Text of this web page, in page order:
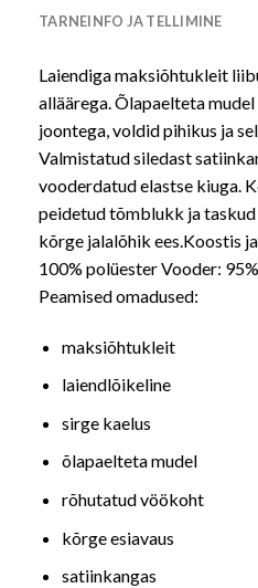
TARNEINFO JA TELLIMINE
Laiendiga maksiõhtukleit
alläärega. Õlapaelteta
joontega, voldid pihikus ja
Valmistatud siledast
vooderdatud elastse kiuga.
peidetud tõmblukk ja
kõrge jalalõhik ees.Koostis
100% polüester Vooder:
Peamised omadused:
maksiõhtukleit
laiendlõikeline
sirge kaelus
õlapaelteta mudel
rõhutatud vöökoht
kõrge esiavaus
satiinkangas